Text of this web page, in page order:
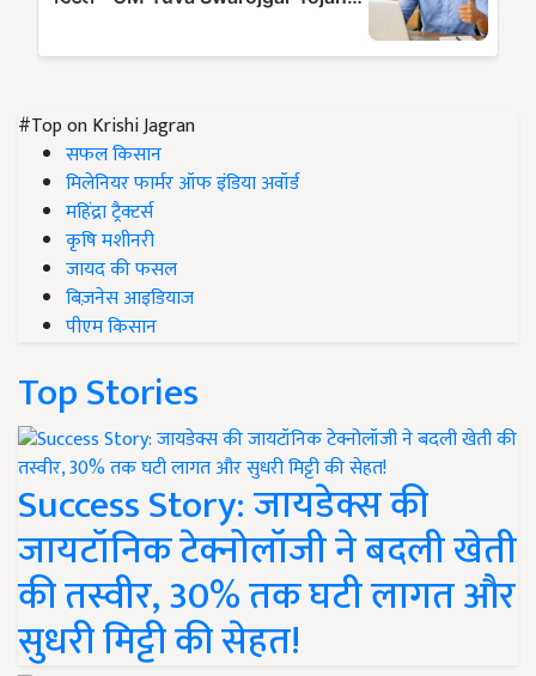
#Top on Krishi Jagran
सफल किसान
मिलेनियर फार्मर ऑफ इंडिया अवॉर्ड
महिंद्रा ट्रैक्टर्स
कृषि मशीनरी
जायद की फसल
बिज़नेस आइडियाज
पीएम किसान
Top Stories
Success Story: जायडेक्स की
जायटॉनिक टेक्नोलॉजी ने बदली खेती
की तस्वीर, 30% तक घटी लागत और
सुधरी मिट्टी की सेहत!